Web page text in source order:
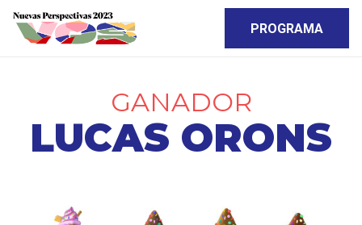
PROGRAMA
GANADOR
LUCAS ORONS